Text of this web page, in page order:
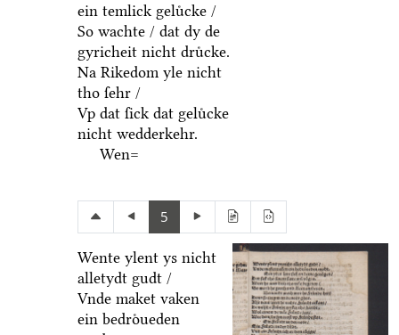
ein temlick geluͤcke /
So wachte / dat dy de
gyricheit nicht druͤcke.
Na Rikedom yle nicht
tho ſehr /
Vp dat ſick dat geluͤcke
nicht wedderkehr.
Wen=
5
Wente ylent ys nicht
alletydt gudt /
Vnde maket vaken
ein bedroͤueden